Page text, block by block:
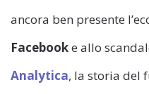
ancora ben presente
Facebooke allo
Analytica, la storia del